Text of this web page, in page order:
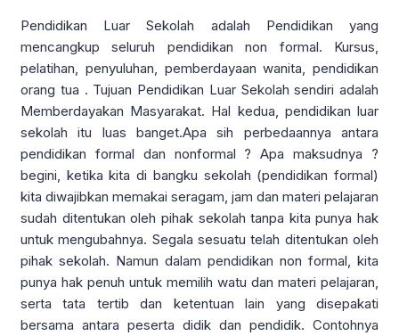
Pendidikan Luar Sekolah adalah Pendidikan yang
mencangkup seluruh pendidikan non formal. Kursus,
pelatihan, penyuluhan, pemberdayaan wanita, pendidikan
orang tua . Tujuan Pendidikan Luar Sekolah sendiri adalah
Memberdayakan Masyarakat. Hal kedua, pendidikan luar
sekolah itu luas banget.Apa sih perbedaannya antara
pendidikan formal dan nonformal ? Apa maksudnya ?
begini, ketika kita di bangku sekolah (pendidikan formal)
kita diwajibkan memakai seragam, jam dan materi pelajaran
sudah ditentukan oleh pihak sekolah tanpa kita punya hak
untuk mengubahnya. Segala sesuatu telah ditentukan oleh
pihak sekolah. Namun dalam pendidikan non formal, kita
punya hak penuh untuk memilih watu dan materi pelajaran,
serta tata tertib dan ketentuan lain yang disepakati
bersama antara peserta didik dan pendidik. Contohnya